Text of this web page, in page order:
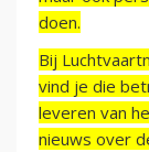
doen.
Bij
vind je die
leveren van
nieuws over